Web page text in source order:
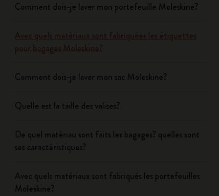
Comment dois-je laver mon portefeuille Moleskine?
Avec quels matériaux sont fabriquées les étiquettes
pour bagages Moleskine?
Comment dois-je laver mon sac Moleskine?
Quelle est la taille des valises?
De quel matériau sont faits les bagages? quelles sont
ses caractéristiques?
Avec quels matériaux sont fabriqués les portefeuilles
Moleskine?